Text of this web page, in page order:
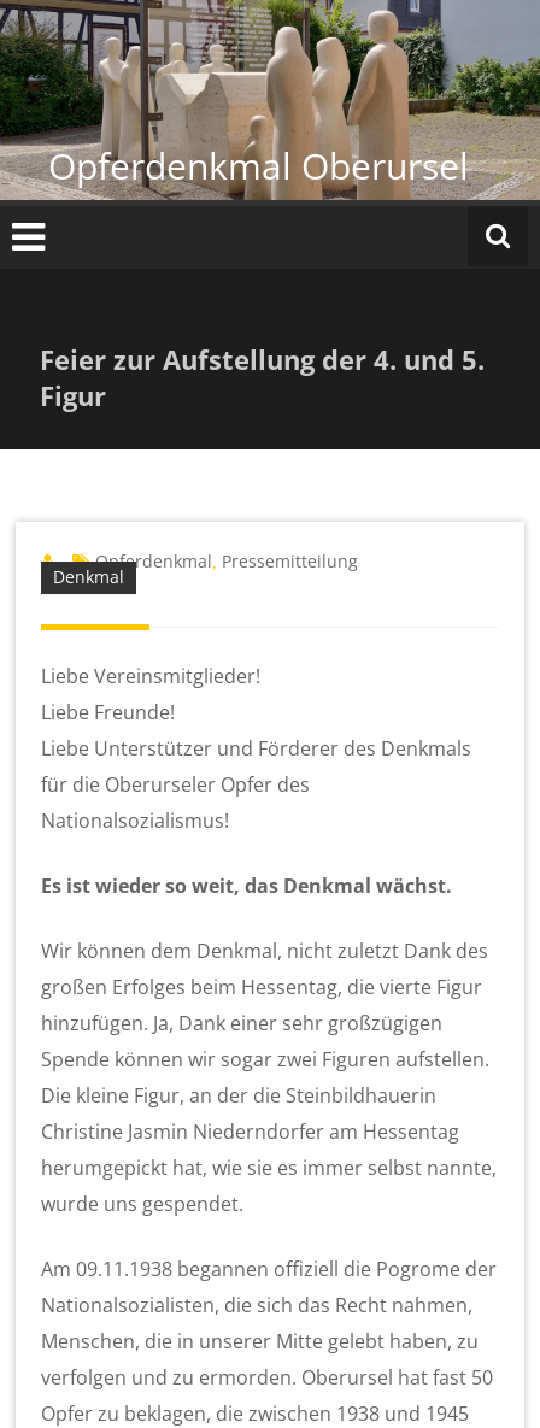
Zum
Inhalt
springen
Opferdenkmal Oberursel
Feier zur Aufstellung der 4. und 5.
Figur
Denkmal
Opferdenkmal Pressemitteilung
Liebe Vereinsmitglieder!
Liebe Freunde!
Liebe Unterstützer und Förderer des Denkmals
für die Oberurseler Opfer des
Nationalsozialismus!
Es ist wieder so weit, das Denkmal wächst.
Wir können dem Denkmal, nicht zuletzt Dank des
großen Erfolges beim Hessentag, die vierte Figur
hinzufügen. Ja, Dank einer sehr großzügigen
Spende können wir sogar zwei Figuren aufstellen.
Die kleine Figur, an der die Steinbildhauerin
Christine Jasmin Niederndorfer am Hessentag
herumgepickt hat, wie sie es immer selbst nannte,
wurde uns gespendet.
Am 09.11.1938 begannen offiziell die Pogrome der
Nationalsozialisten, die sich das Recht nahmen,
Menschen, die in unserer Mitte gelebt haben, zu
verfolgen und zu ermorden. Oberursel hat fast 50
Opfer zu beklagen, die zwischen 1938 und 1945